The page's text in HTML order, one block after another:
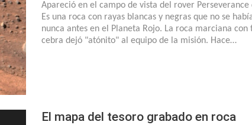
Apareció en el campo de vista del rover Perseverance
Es una roca con rayas blancas y negras que no se
nunca antes en el Planeta Rojo. La roca marciana con
cebra dejó "atónito" al equipo de la misión. Hace…
El mapa del tesoro grabado en roca